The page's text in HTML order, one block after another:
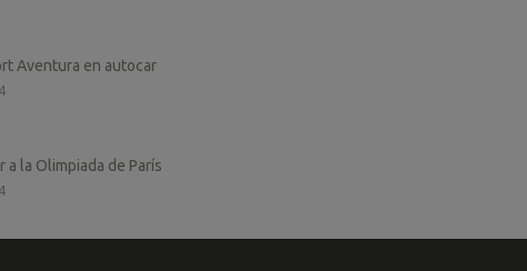
Aventura en autocar
a la Olimpiada de París